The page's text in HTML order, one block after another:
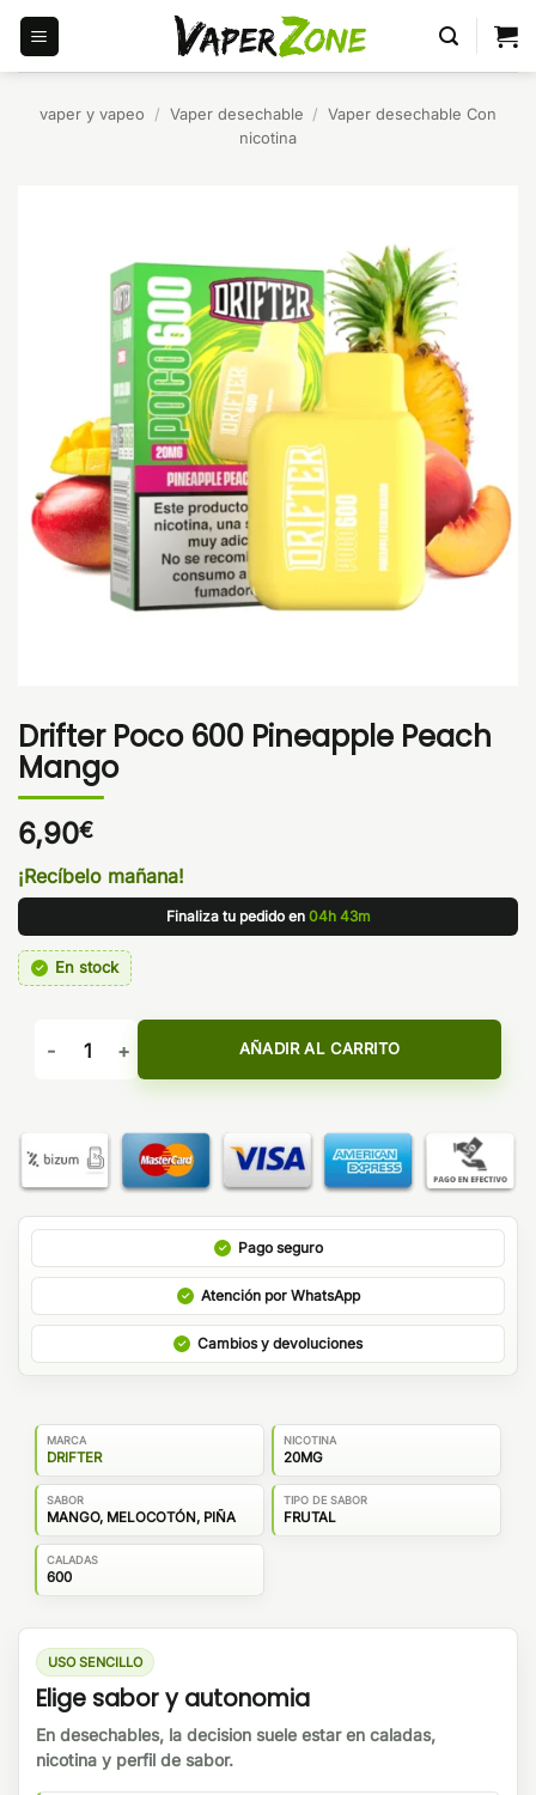
Saltar
contenido
vaper y vapeo / Vaper desechable / Vaper desechable Con
nicotina
Drifter Poco 600 Pineapple Peach
Mango
6,90€
¡Recíbelo mañana!
Finaliza tu pedido en 04h 43m
En stock
Drifter Poco 600 Pineapple Peach Mango cantidad
AÑADIR AL CARRITO
Pago seguro
Atención por WhatsApp
Cambios y devoluciones
MARCA
DRIFTER
NICOTINA
20MG
SABOR
MANGO, MELOCOTÓN, PIÑA
TIPO DE SABOR
FRUTAL
CALADAS
600
USO SENCILLO
Elige sabor y autonomia
En desechables, la decision suele estar en caladas,
nicotina y perfil de sabor.